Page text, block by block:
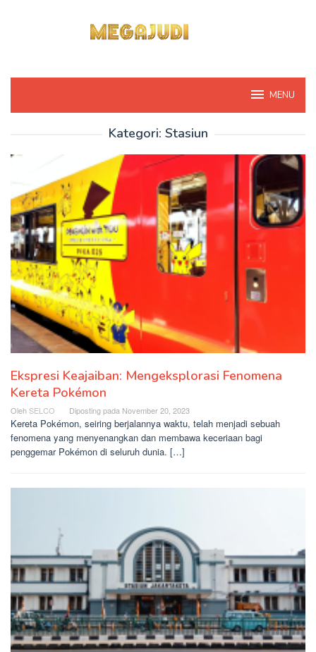
MENU
Kategori: Stasiun
Ekspresi Keajaiban: Mengeksplorasi Fenomena
Kereta Pokémon
Oleh SELCO Diposting pada November 20, 2023
Kereta Pokémon, seiring berjalannya waktu, telah menjadi sebuah
fenomena yang menyenangkan dan membawa keceriaan bagi
penggemar Pokémon di seluruh dunia. […]